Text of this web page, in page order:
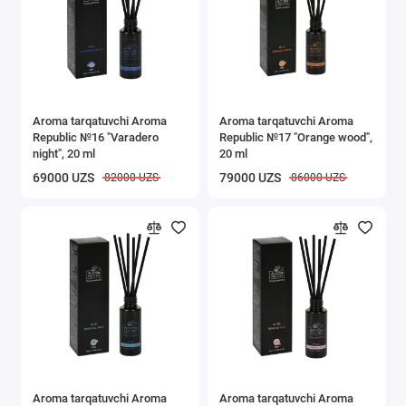
Aroma tarqatuvchi Aroma
Republic №16 "Varadero
night", 20 ml
69000 UZS 82000 UZS
Aroma tarqatuvchi Aroma
Republic №17 "Orange wood",
20 ml
79000 UZS 86000 UZS
Aroma tarqatuvchi Aroma
Aroma tarqatuvchi Aroma